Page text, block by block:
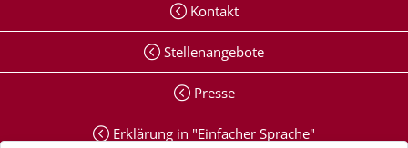
Kontakt
Stellenangebote
Presse
Erklärung in "Einfacher Sprache"